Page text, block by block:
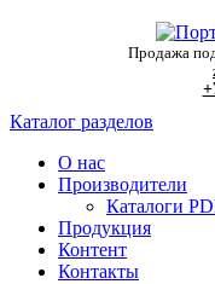
Продажа
Каталог разделов
О нас
Производители
Каталоги
Продукция
Контент
Контакты